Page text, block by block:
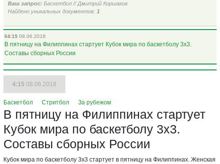
Ваш запрос: Баскетбол // Дмитрий Коршаков
Найдено уникальных документов: 1
04:15 08.06.2018
В пятницу на Филиппинах стартует Кубок мира по баскетболу 3х3.
Составы сборных России
4:15 08.06.2018
Баскетбол Стритбол За рубежом
В пятницу на Филиппинах стартует
Кубок мира по баскетболу 3х3.
Составы сборных России
Кубок мира по баскетболу 3х3 стартует в пятницу на Филиппинах. Женская